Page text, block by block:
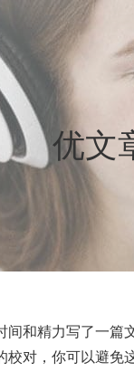
优文
间和精力写了一篇
校对，你可以避免